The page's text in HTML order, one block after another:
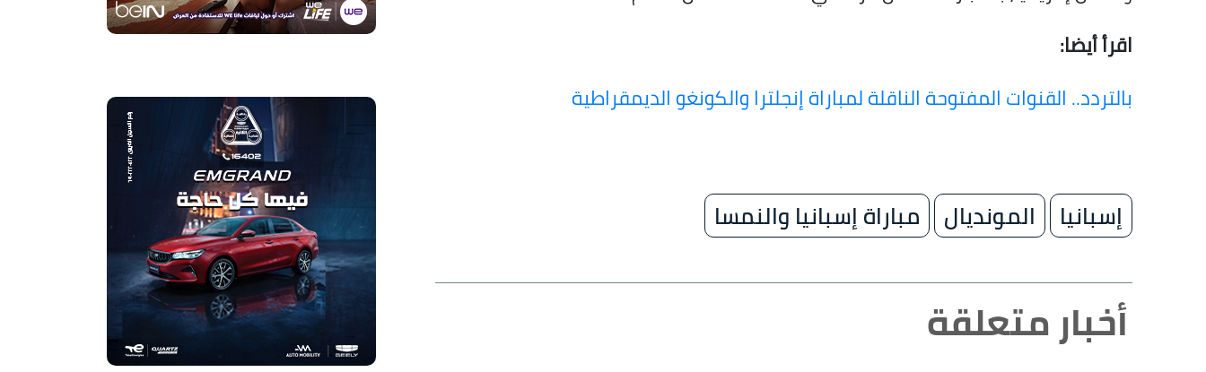
اقرأ أيضا:
بالتردد.. القنوات المفتوحة الناقلة لمباراة إنجلترا والكونغو الديمقراطية
إسبانيا المونديال مباراة إسبانيا والنمسا
أخبار متعلقة